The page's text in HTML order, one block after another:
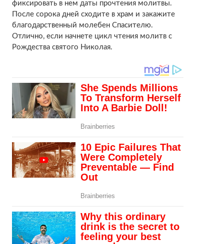
фиксировать в нем даты прочтения молитвы.
После сорока дней сходите в храм и закажите
благодарственный молебен Спасителю.
Отлично, если начнете цикл чтения молитв с
Рождества святого Николая.